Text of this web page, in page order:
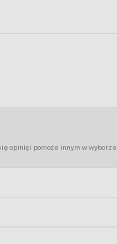
opinią i pomoże innym w wyborze.